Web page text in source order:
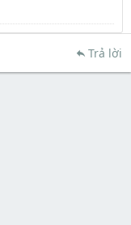
Trả lời